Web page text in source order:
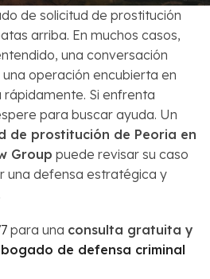
de solicitud de prostitución
arriba. En muchos casos,
una conversación
operación encubierta en
rápidamente. Si enfrenta
para buscar ayuda. Un
de prostitución de Peoria en
Group puede revisar su caso
una defensa estratégica y
para una consulta gratuita y
de defensa criminal